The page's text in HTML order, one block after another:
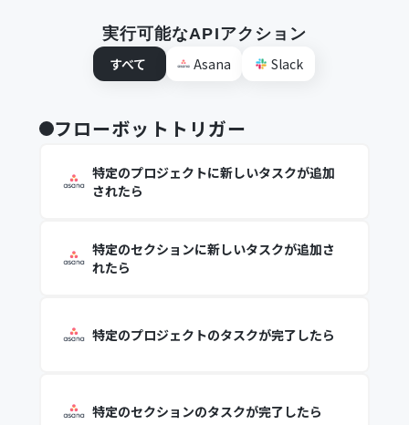
実行可能なAPIアクション
すべて
Asana Slack
フローボットトリガー
特定のプロジェクトに新しいタスクが追加
されたら
特定のセクションに新しいタスクが追加さ
れたら
特定のプロジェクトのタスクが完了したら
特定のセクションのタスクが完了したら